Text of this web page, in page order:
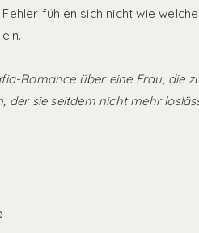
fühlen sich nicht wie
Romance über eine Frau, die
der sie seitdem nicht mehr